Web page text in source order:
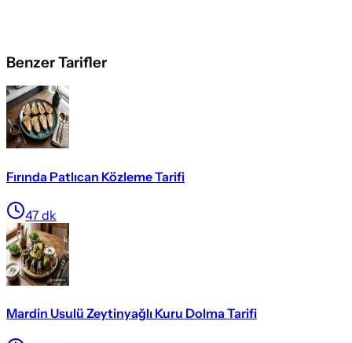
Benzer Tarifler
Fırında Patlıcan Közleme Tarifi
47 dk
Mardin Usulü Zeytinyağlı Kuru Dolma Tarifi